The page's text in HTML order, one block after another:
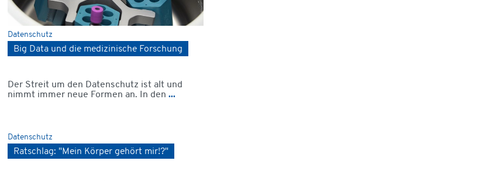
Datenschutz
Big Data und die medizinische Forschung
Der Streit um den Datenschutz ist alt und
nimmt immer neue Formen an. In den ...
Datenschutz
Ratschlag: "Mein Körper gehört mir!?"